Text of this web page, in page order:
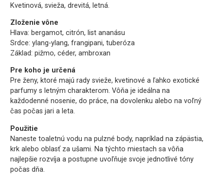
Kvetinová, svieža, drevitá, letná.
Zloženie vône
Hlava: bergamot, citrón, list ananásu
Srdce: ylang-ylang, frangipani, tuberóza
Základ: pižmo, céder, ambroxan
Pre koho je určená
Pre ženy, ktoré majú rady svieže, kvetinové a ľahko exotické
parfumy s letným charakterom. Vôňa je ideálna na
každodenné nosenie, do práce, na dovolenku alebo na voľný
čas počas jari a leta.
Použitie
Naneste toaletnú vodu na pulzné body, napríklad na zápästia,
krk alebo oblasť za ušami. Na týchto miestach sa vôňa
najlepšie rozvíja a postupne uvoľňuje svoje jednotlivé tóny
počas dňa.